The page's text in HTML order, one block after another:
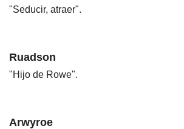
"Seducir, atraer".
Ruadson
"Hijo de Rowe".
Arwyroe